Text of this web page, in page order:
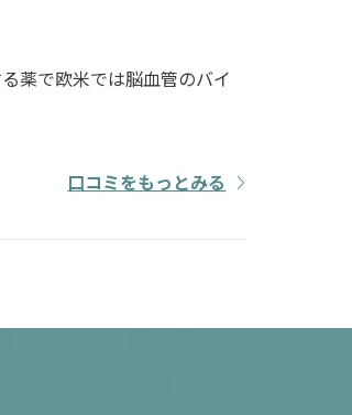
薬で欧米では脳血管のバイ
口コミをもっとみる